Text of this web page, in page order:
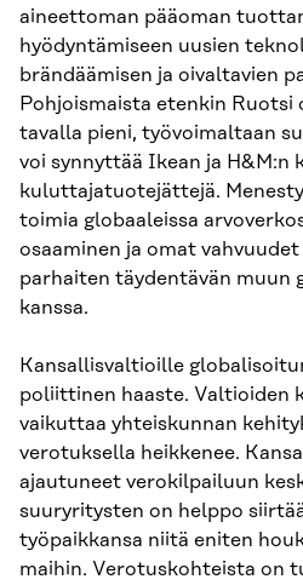
aineettoman pääoman
hyödyntämiseen uusien
brändäämisen ja oivaltavien
Pohjoismaista etenkin
tavalla pieni, työvoimaltaan
voi synnyttää Ikean ja H&M:n
kuluttajatuotejättejä.
toimia globaaleissa
osaaminen ja omat
parhaiten täydentävän muun
kanssa.
Kansallisvaltioille
poliittinen haaste. Valtioiden
vaikuttaa yhteiskunnan
verotuksella heikkenee.
ajautuneet verokilpailuun
suuryritysten on helppo
työpaikkansa niitä eniten
maihin. Verotuskohteista on